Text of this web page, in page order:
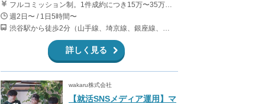
フルコミッション制。1件成約につき15万〜35万円 ・アポインター：15万〜25万 ・クローザー：30万円〜 ※月8回以上の勤務をした方には、別途5万円〜10万円を追加でお支払いします。金額は、それまでに獲得した契約件数によって決まります。
週2日〜 / 1日5時間〜
渋谷駅から徒歩2分（山手線、埼京線、銀座線、半蔵門線、ほか）
詳しく見る
wakaru株式会社
【就活SNSメディア運用】マ